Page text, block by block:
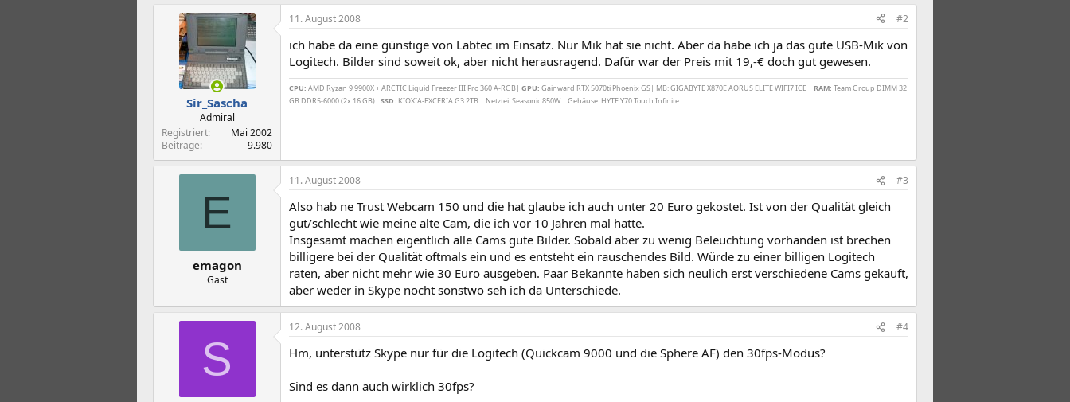
Sir_Sascha
Admiral
Registriert
Mai 2002
Beiträge
9.980
11. August 2008 #2
ich habe da eine günstige von Labtec im Einsatz. Nur Mik hat sie nicht. Aber da habe ich ja das gute USB-Mik von
Logitech. Bilder sind soweit ok, aber nicht herausragend. Dafür war der Preis mit 19,-€ doch gut gewesen.
CPU: AMD Ryzan 9 9900X + ARCTIC Liquid Freezer III Pro 360 A-RGB| GPU: Gainward RTX 5070ti Phoenix GS| MB: GIGABYTE X870E AORUS ELITE WIFI7 ICE | RAM: Team Group DIMM 32
GB DDR5-6000 (2x 16 GB)| SSD: KIOXIA-EXCERIA G3 2TB | Netztei: Seasonic 850W | Gehäuse: HYTE Y70 Touch Infinite
E
emagon
Gast
11. August 2008 #3
Also hab ne Trust Webcam 150 und die hat glaube ich auch unter 20 Euro gekostet. Ist von der Qualität gleich
gut/schlecht wie meine alte Cam, die ich vor 10 Jahren mal hatte.
Insgesamt machen eigentlich alle Cams gute Bilder. Sobald aber zu wenig Beleuchtung vorhanden ist brechen
billigere bei der Qualität oftmals ein und es entsteht ein rauschendes Bild. Würde zu einer billigen Logitech
raten, aber nicht mehr wie 30 Euro ausgeben. Paar Bekannte haben sich neulich erst verschiedene Cams gekauft,
aber weder in Skype nocht sonstwo seh ich da Unterschiede.
S
12. August 2008 #4
Hm, unterstütz Skype nur für die Logitech (Quickcam 9000 und die Sphere AF) den 30fps-Modus?
Sind es dann auch wirklich 30fps?